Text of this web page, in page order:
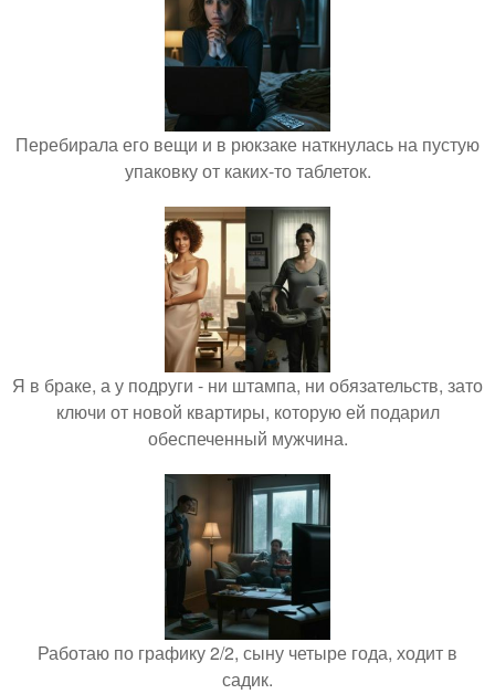
Перебирала его вещи и в рюкзаке наткнулась на пустую
упаковку от каких-то таблеток.
Я в браке, а у подруги - ни штампа, ни обязательств, зато
ключи от новой квартиры, которую ей подарил
обеспеченный мужчина.
Работаю по графику 2/2, сыну четыре года, ходит в
садик.